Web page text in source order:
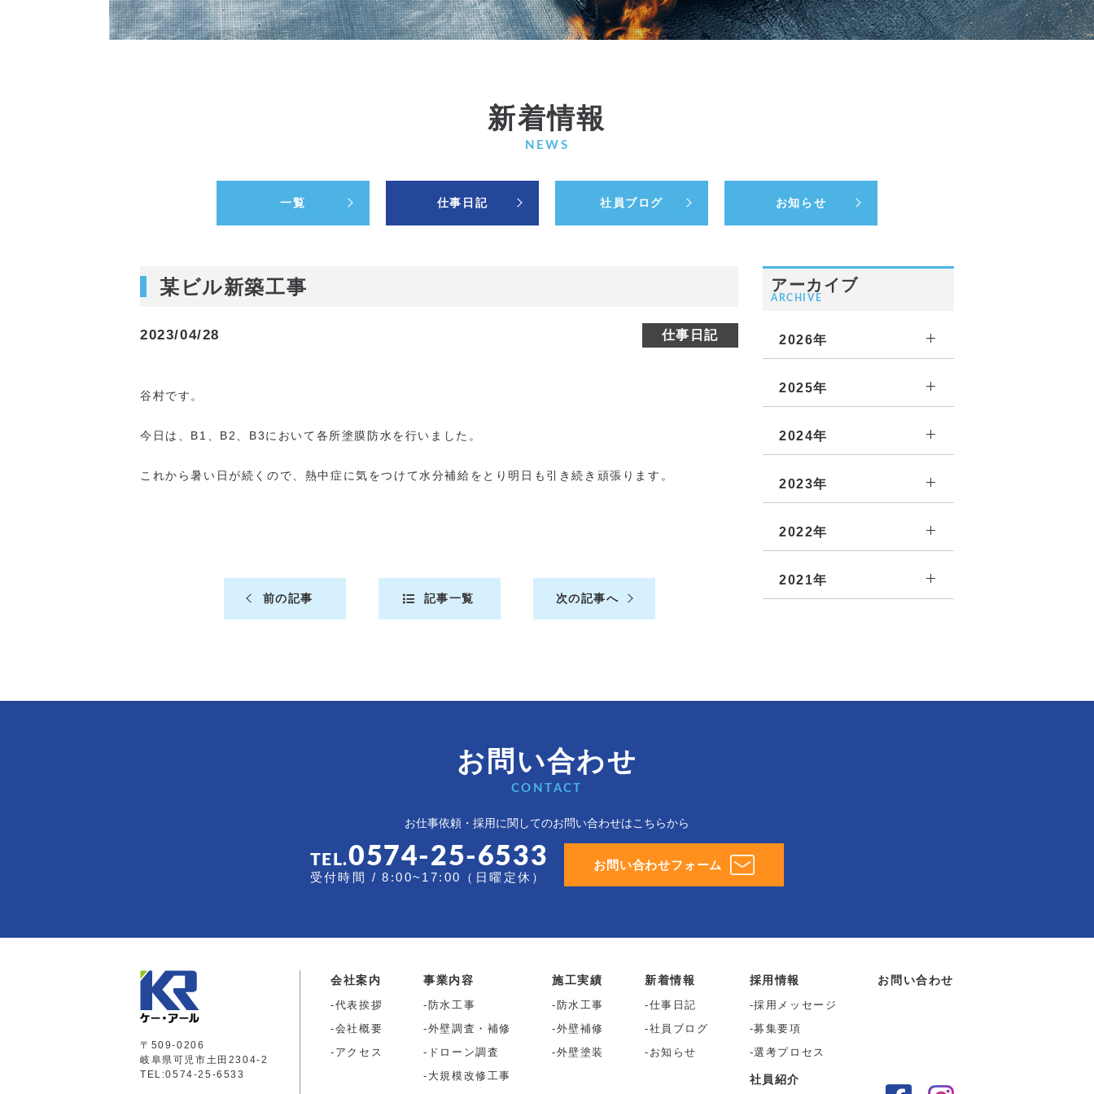
新着情報
NEWS
一覧 仕事日記 社員ブログ お知らせ
某ビル新築工事
2023/04/28 仕事日記
谷村です。
今日は、B1、B2、B3において各所塗膜防水を行いました。
これから暑い日が続くので、熱中症に気をつけて水分補給をとり明日も引き続き頑張ります。
前の記事 記事一覧 次の記事へ
アーカイブ
ARCHIVE
2026年
2025年
2024年
2023年
2022年
2021年
お問い合わせ
CONTACT
お仕事依頼・採用に関してのお問い合わせはこちらから
TEL.0574-25-6533
受付時間 / 8:00~17:00（日曜定休）
お問い合わせフォーム
〒509-0206
岐阜県可児市土田2304-2
TEL:0574-25-6533
会社案内
代表挨拶
会社概要
アクセス
事業内容
防水工事
外壁調査・補修
ドローン調査
大規模改修工事
施工実績
防水工事
外壁補修
外壁塗装
新着情報
仕事日記
社員ブログ
お知らせ
採用情報
採用メッセージ
募集要項
選考プロセス
社員紹介
お問い合わせ